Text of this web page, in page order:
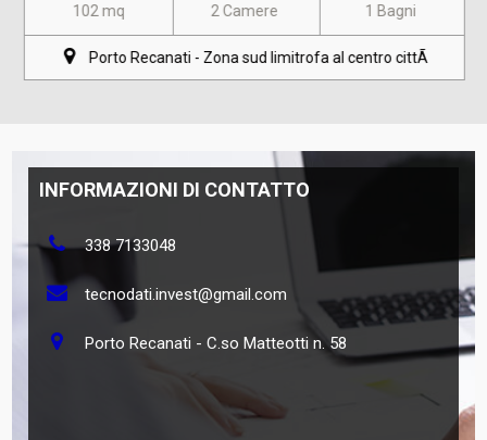
102 mq 2 Camere 1 Bagni
Porto Recanati - Zona sud limitrofa al centro cittÃ
INFORMAZIONI DI CONTATTO
338 7133048
tecnodati.invest@gmail.com
Porto Recanati - C.so Matteotti n. 58